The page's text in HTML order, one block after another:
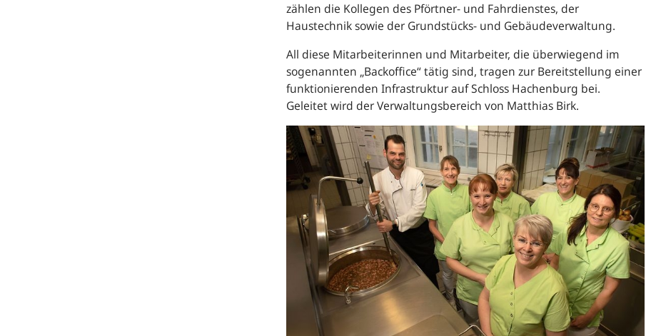
zählen die Kollegen des Pförtner- und Fahrdienstes, der
Haustechnik sowie der Grundstücks- und Gebäudeverwaltung.
All diese Mitarbeiterinnen und Mitarbeiter, die überwiegend im
sogenannten „Backoffice“ tätig sind, tragen zur Bereitstellung einer
funktionierenden Infrastruktur auf Schloss Hachenburg bei.
Geleitet wird der Verwaltungsbereich von Matthias Birk.